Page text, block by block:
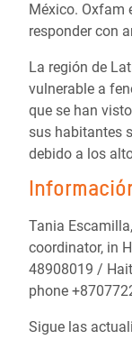
México. Oxfam
responder con
La región de
vulnerable a
que se han
sus habitantes
debido a los
Tania
coordinator, in
48908019 /
phone
Sigue las